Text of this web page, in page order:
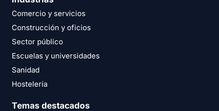
Comercio y servicios
Construcción y oficios
Sector público
Escuelas y universidades
Sanidad
Hostelería
Temas destacados